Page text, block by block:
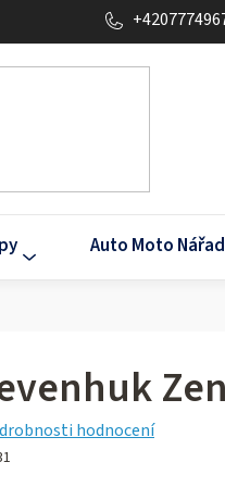
Auto Moto
hodnocení